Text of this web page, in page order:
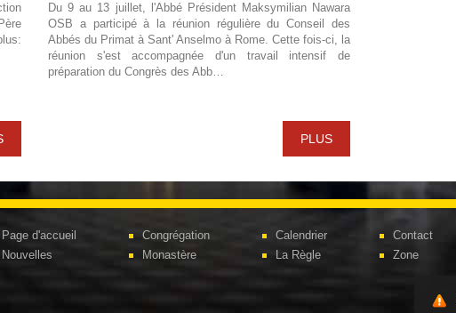
Du 9 au 13 juillet, l'Abbé Président Maksymilian Nawara
OSB a participé à la réunion régulière du Conseil des
Abbés du Primat à Sant' Anselmo à Rome. Cette fois-ci, la
réunion s'est accompagnée d'un travail intensif de
préparation du Congrès des Abb…
PLUS
Page d'accueil
Nouvelles
Congrégation
Monastère
Calendrier
La Règle
Contact
Zone